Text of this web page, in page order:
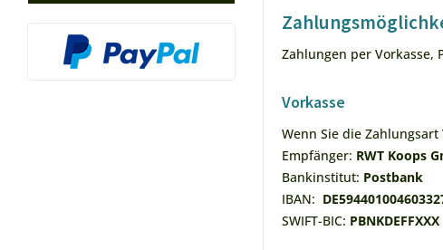
Zahlungen per Vorkasse,
Vorkasse
Wenn Sie die
Empfänger: RWT Koops
Bankinstitut: Postbank
IBAN:
SWIFT-BIC: PBNKDEFFXXX